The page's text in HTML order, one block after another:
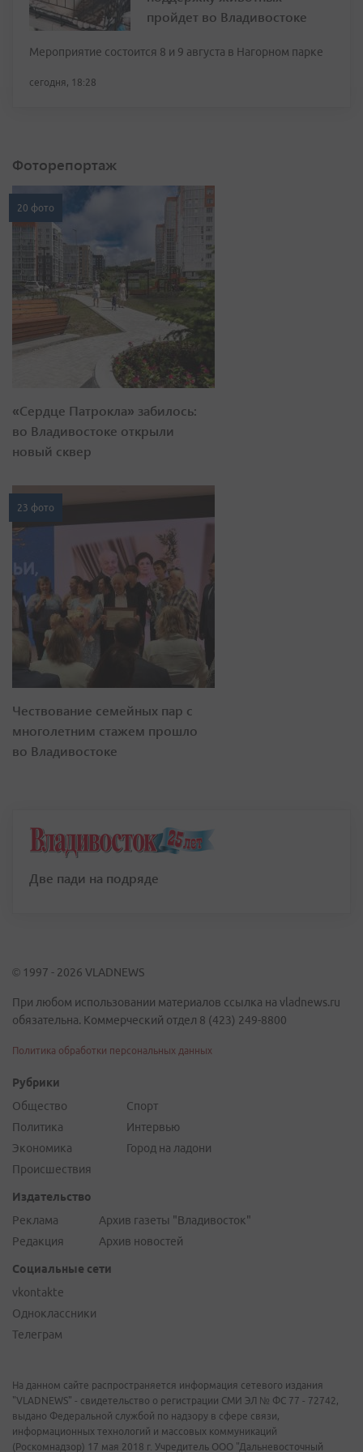
пройдет во Владивостоке
Мероприятие состоится 8 и 9 августа в Нагорном парке
сегодня, 18:28
Фоторепортаж
20 фото
«Сердце Патрокла» забилось:
во Владивостоке открыли
новый сквер
23 фото
Чествование семейных пар с
многолетним стажем прошло
во Владивостоке
Две пади на подряде
© 1997 - 2026 VLADNEWS
При любом использовании материалов ссылка на vladnews.ru
обязательна. Коммерческий отдел 8 (423) 249-8800
Политика обработки персональных данных
Рубрики
Общество
Политика
Экономика
Происшествия
Спорт
Интервью
Город на ладони
Издательство
Реклама
Редакция
Архив газеты "Владивосток"
Архив новостей
Социальные сети
vkontakte
Одноклассники
Телеграм
На данном сайте распространяется информация сетевого издания
"VLADNEWS" - свидетельство о регистрации СМИ ЭЛ № ФС 77 - 72742,
выдано Федеральной службой по надзору в сфере связи,
информационных технологий и массовых коммуникаций
(Роскомнадзор) 17 мая 2018 г. Учредитель ООО "Дальневосточный